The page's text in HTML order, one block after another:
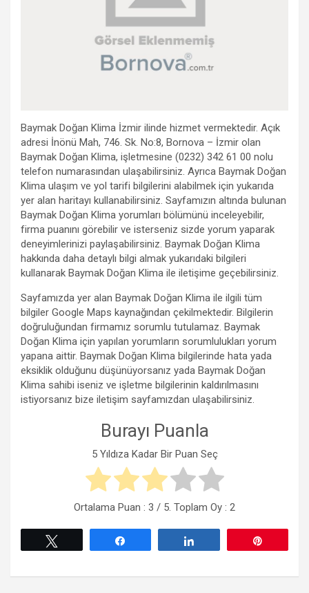
Baymak Doğan Klima İzmir ilinde hizmet vermektedir. Açık
adresi İnönü Mah, 746. Sk. No:8, Bornova – İzmir olan
Baymak Doğan Klima, işletmesine (0232) 342 61 00 nolu
telefon numarasından ulaşabilirsiniz. Ayrıca Baymak Doğan
Klima ulaşım ve yol tarifi bilgilerini alabilmek için yukarıda
yer alan haritayı kullanabilirsiniz. Sayfamızın altında bulunan
Baymak Doğan Klima yorumları bölümünü inceleyebilir,
firma puanını görebilir ve isterseniz sizde yorum yaparak
deneyimlerinizi paylaşabilirsiniz. Baymak Doğan Klima
hakkında daha detaylı bilgi almak yukarıdaki bilgileri
kullanarak Baymak Doğan Klima ile iletişime geçebilirsiniz.
Sayfamızda yer alan Baymak Doğan Klima ile ilgili tüm
bilgiler Google Maps kaynağından çekilmektedir. Bilgilerin
doğruluğundan firmamız sorumlu tutulamaz. Baymak
Doğan Klima için yapılan yorumların sorumlulukları yorum
yapana aittir. Baymak Doğan Klima bilgilerinde hata yada
eksiklik olduğunu düşünüyorsanız yada Baymak Doğan
Klima sahibi iseniz ve işletme bilgilerinin kaldırılmasını
istiyorsanız bize iletişim sayfamızdan ulaşabilirsiniz.
Burayı Puanla
5 Yıldıza Kadar Bir Puan Seç
Ortalama Puan : 3 / 5. Toplam Oy : 2